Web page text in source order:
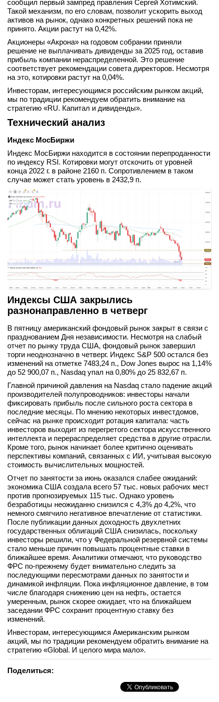
сообщил первый зампред правления Сергей Хотимский.
Такой механизм, по его словам, позволит ускорить выход
активов на рынок, однако конкретных решений пока не
принято. Акции растут на 0,42%.
Акционеры «Акрона» на годовом собрании приняли
решение не выплачивать дивиденды за 2025 год, оставив
прибыль компании нераспределенной. Это решение
соответствует рекомендации совета директоров. Несмотря
на это, котировки растут на 0,04%.
Инвесторам, интересующимся российским рынком акций,
мы по традиции рекомендуем обратить внимание на
стратегию «RU. Капитал и дивиденды».
Технический анализ
Индекс МосБиржи
Индекс МосБиржи находится в состоянии перепроданности
по индексу RSI. Котировки могут отскочить от уровней
конца 2022 г. в районе 2160 п. Сопротивлением в таком
случае может стать уровень в 2432,9 п.
Индексы США закрылись
разнонаправленно в четверг
В пятницу американский фондовый рынок закрыт в связи с
празднованием Дня независимости. Несмотря на слабый
отчет по рынку труда США, фондовый рынок завершил
торги неоднозначно в четверг. Индекс S&P 500 остался без
изменений на отметке 7483,24 п., Dow Jones вырос на 1,14%
до 52 900,07 п., Nasdaq упал на 0,80% до 25 832,67 п.
Главной причиной давления на Nasdaq стало падение акций
производителей полупроводников: инвесторы начали
фиксировать прибыль после сильного роста сектора в
последние месяцы. По мнению некоторых инвестдомов,
сейчас на рынке происходит ротация капитала: часть
инвесторов выходит из перегретого сектора искусственного
интеллекта и перераспределяет средства в другие отрасли.
Кроме того, рынок начинает более критично оценивать
перспективы компаний, связанных с ИИ, учитывая высокую
стоимость вычислительных мощностей.
Отчет по занятости за июнь оказался слабее ожиданий:
экономика США создала всего 57 тыс. новых рабочих мест
против прогнозируемых 115 тыс. Однако уровень
безработицы неожиданно снизился с 4,3% до 4,2%, что
немного смягчило негативное впечатление от статистики.
После публикации данных доходность двухлетних
государственных облигаций США снизилась, поскольку
инвесторы решили, что у Федеральной резервной системы
стало меньше причин повышать процентные ставки в
ближайшее время. Аналитики отмечают, что руководство
ФРС по-прежнему будет внимательно следить за
последующими пересмотрами данных по занятости и
динамикой инфляции. Пока инфляционное давление, в том
числе благодаря снижению цен на нефть, остается
умеренным, рынок скорее ожидает, что на ближайшем
заседании ФРС сохранит процентную ставку без
изменений.
Инвесторам, интересующимся Американским рынком
акций, мы по традиции рекомендуем обратить внимание на
стратегию «Global. И целого мира мало».
Поделиться: